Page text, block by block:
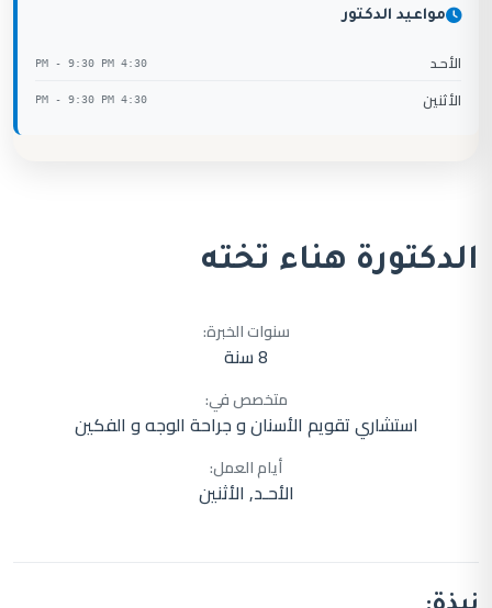
مواعيد الدكتور
الأحـد 4:30 PM - 9:30 PM
الأثنين 4:30 PM - 9:30 PM
الدكتورة هناء تخته
سنوات الخبرة:
8 سنة
متخصص في:
استشاري تقويم الأسنان و جراحة الوجه و الفكين
أيام العمل:
الأحـد, الأثنين